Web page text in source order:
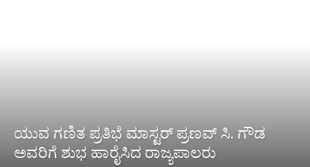
ಯುವ ಗಣಿತ ಪ್ರತಿಭೆ ಮಾಸ್ಟರ್ ಪ್ರಣವ್ ಸಿ. ಗೌಡ
ಅವರಿಗೆ ಶುಭ ಹಾರೈಸಿದ ರಾಜ್ಯಪಾಲರು